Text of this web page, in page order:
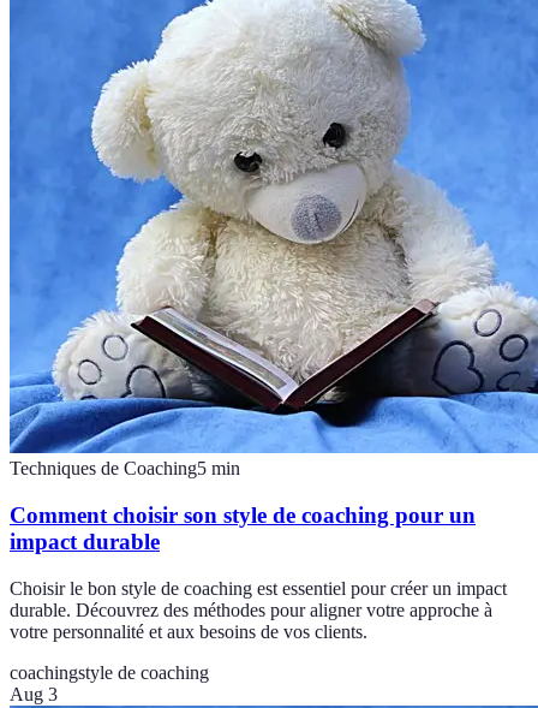
Techniques de Coaching5 min
Comment choisir son style de coaching pour un
impact durable
Choisir le bon style de coaching est essentiel pour créer un impact
durable. Découvrez des méthodes pour aligner votre approche à
votre personnalité et aux besoins de vos clients.
coachingstyle de coaching
Aug 3